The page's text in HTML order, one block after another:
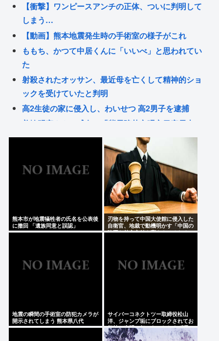
【衝撃】ワンピースアンチの正体、ついに判明して
しまう…
【動画】熊本地震発生時の手術室の様子がこれ
ももち、かつて中居くんに「いいべ」と思われてい
た
射殺されたオッサン、最近母を亡くして精神的ショ
ックを受けていたと判明
高2生徒の家に侵入し、わいせつ 高2男子を逮捕
美輪明宏さんの戒名、「紫雲院芳心唱永日宏居士」
になる
後藤真希さん(41)エチエチ
【プロレス】天龍源一郎「かけがえのない師匠」ド
リー・ファンク・ジュニアさん追悼
Powered by livedoor 相互RSS
熊本市が地震犠牲者の氏名を公表後
に撤回 「遺族同意と誤認」
刃物を持って中国大使館に侵入した
自衛官、地裁で動機明かす「中国の
強硬な外交方針を変えさせるため」
地震の瞬間の手術室の防犯カメラが
開示されてしまう 熊本県八代
サイバーコネクトツー取締役松山
洋、ジャンプ垢にブロックされてお
気持ち表明。何かあったらまず晒
す！これが令和のレスバや！